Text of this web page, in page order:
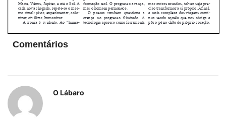
Comentários
O Lábaro